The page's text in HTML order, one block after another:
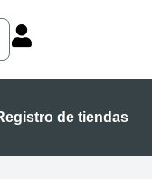
de tiendas